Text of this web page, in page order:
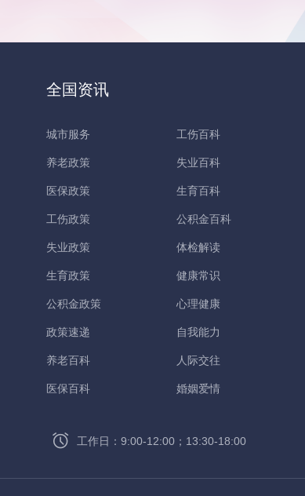
全国资讯
城市服务
养老政策
医保政策
工伤政策
失业政策
生育政策
公积金政策
政策速递
养老百科
医保百科
工伤百科
失业百科
生育百科
公积金百科
体检解读
健康常识
心理健康
自我能力
人际交往
婚姻爱情
工作日：9:00-12:00；13:30-18:00